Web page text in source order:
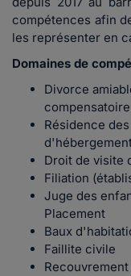
compétences afin
les représenter en
Domaines de
Divorce
compensatoire
Résidence
Droit de visite
Filiation
Juge des
Placement
Baux
Faillite civile